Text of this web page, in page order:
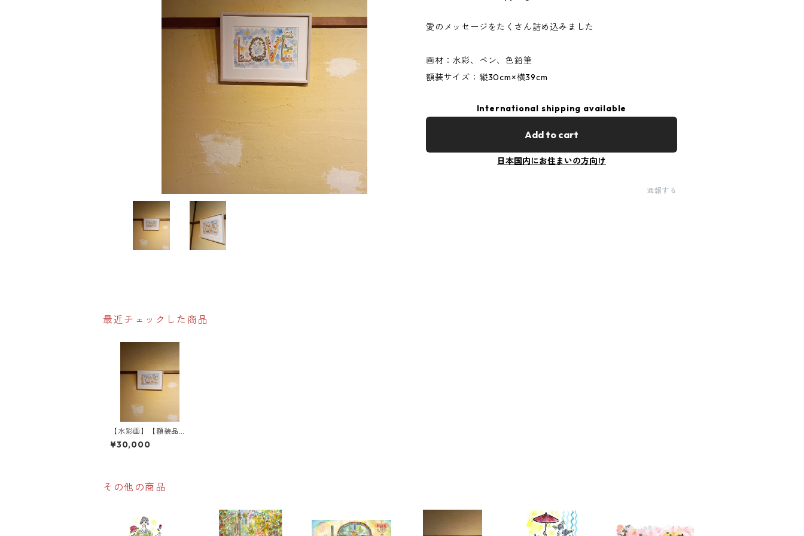
愛のメッセージをたくさん詰め込みました
画材：水彩、ペン、色鉛筆
額装サイズ：縦30cm×横39cm
International shipping available
Add to cart
日本国内にお住まいの方向け
通報する
最近チェックした商品
【水彩画】【額装品】
LOVE
¥30,000
その他の商品